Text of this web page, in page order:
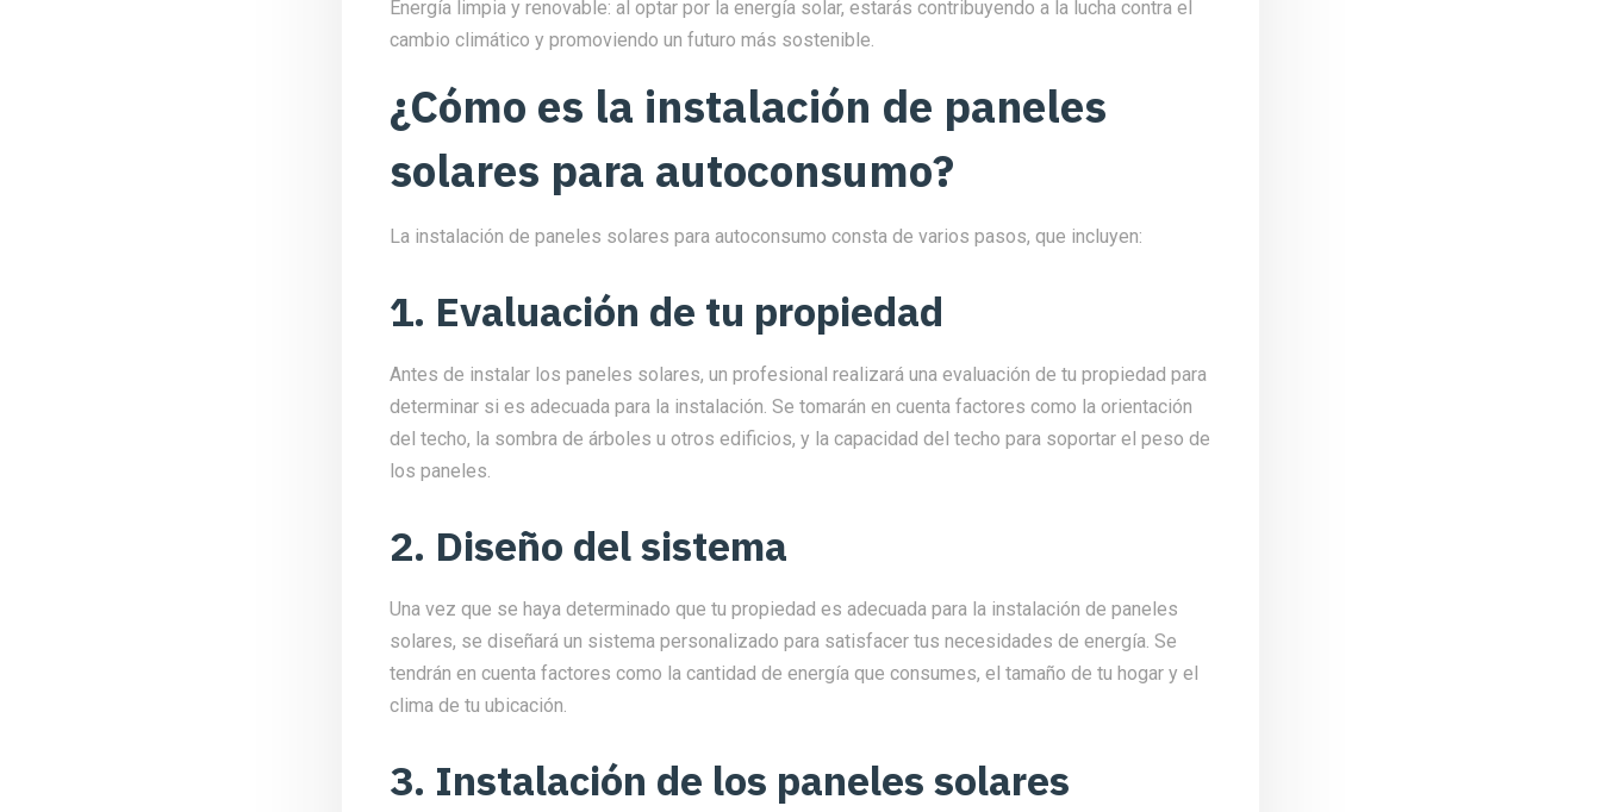
Energía limpia y renovable: al optar por la energía solar, estarás contribuyendo a la lucha contra el
cambio climático y promoviendo un futuro más sostenible.
¿Cómo es la instalación de paneles
solares para autoconsumo?
La instalación de paneles solares para autoconsumo consta de varios pasos, que incluyen:
1. Evaluación de tu propiedad
Antes de instalar los paneles solares, un profesional realizará una evaluación de tu propiedad para
determinar si es adecuada para la instalación. Se tomarán en cuenta factores como la orientación
del techo, la sombra de árboles u otros edificios, y la capacidad del techo para soportar el peso de
los paneles.
2. Diseño del sistema
Una vez que se haya determinado que tu propiedad es adecuada para la instalación de paneles
solares, se diseñará un sistema personalizado para satisfacer tus necesidades de energía. Se
tendrán en cuenta factores como la cantidad de energía que consumes, el tamaño de tu hogar y el
clima de tu ubicación.
3. Instalación de los paneles solares